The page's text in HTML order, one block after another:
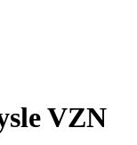
VZN